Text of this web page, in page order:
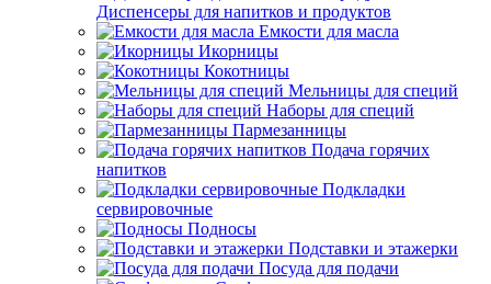
Диспенсеры для напитков и продуктов
Емкости для масла
Икорницы
Кокотницы
Мельницы для специй
Наборы для специй
Пармезанницы
Подача горячих
напитков
Подкладки
сервировочные
Подносы
Подставки и этажерки
Посуда для подачи